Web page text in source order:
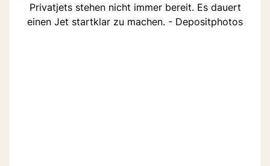
Privatjets stehen nicht immer bereit. Es dauert
einen Jet startklar zu machen. - Depositphotos